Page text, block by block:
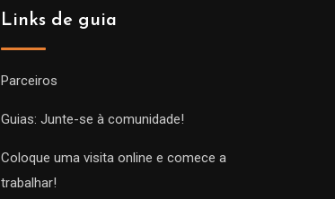
Links de guia
Parceiros
Guias: Junte-se à comunidade!
Coloque uma visita online e comece a
trabalhar!